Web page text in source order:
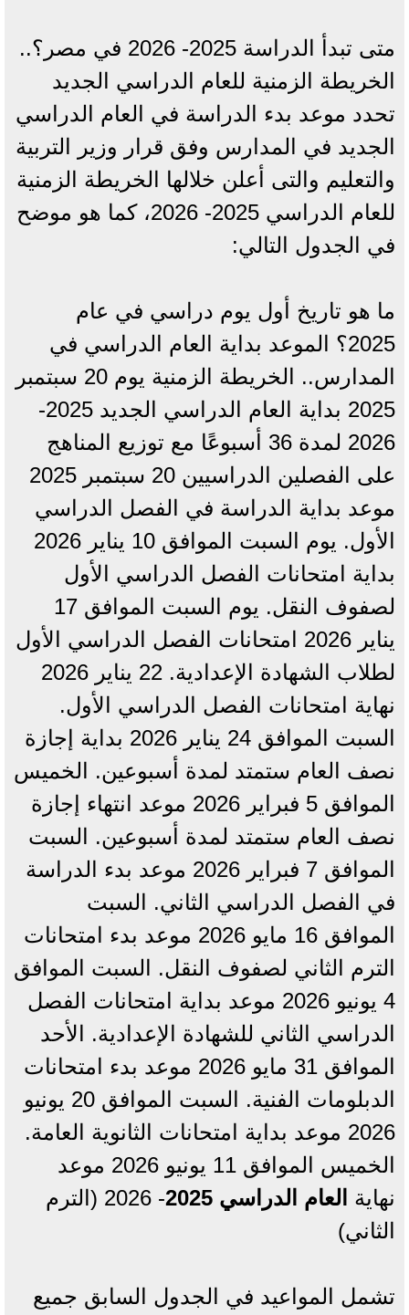
متى تبدأ الدراسة 2025- 2026 في مصر؟..
الخريطة الزمنية للعام الدراسي الجديد
تحدد موعد بدء الدراسة في العام الدراسي
الجديد في المدارس وفق قرار وزير التربية
والتعليم والتى أعلن خلالها الخريطة الزمنية
للعام الدراسي 2025- 2026، كما هو موضح
في الجدول التالي:
ما هو تاريخ أول يوم دراسي في عام
2025؟ الموعد بداية العام الدراسي في
المدارس.. الخريطة الزمنية يوم 20 سبتمبر
2025 بداية العام الدراسي الجديد 2025-
2026 لمدة 36 أسبوعًا مع توزيع المناهج
على الفصلين الدراسيين 20 سبتمبر 2025
موعد بداية الدراسة في الفصل الدراسي
الأول. يوم السبت الموافق 10 يناير 2026
بداية امتحانات الفصل الدراسي الأول
لصفوف النقل. يوم السبت الموافق 17
يناير 2026 امتحانات الفصل الدراسي الأول
لطلاب الشهادة الإعدادية. 22 يناير 2026
نهاية امتحانات الفصل الدراسي الأول.
السبت الموافق 24 يناير 2026 بداية إجازة
نصف العام ستمتد لمدة أسبوعين. الخميس
الموافق 5 فبراير 2026 موعد انتهاء إجازة
نصف العام ستمتد لمدة أسبوعين. السبت
الموافق 7 فبراير 2026 موعد بدء الدراسة
في الفصل الدراسي الثاني. السبت
الموافق 16 مايو 2026 موعد بدء امتحانات
الترم الثاني لصفوف النقل. السبت الموافق
4 يونيو 2026 موعد بداية امتحانات الفصل
الدراسي الثاني للشهادة الإعدادية. الأحد
الموافق 31 مايو 2026 موعد بدء امتحانات
الدبلومات الفنية. السبت الموافق 20 يونيو
2026 موعد بداية امتحانات الثانوية العامة.
الخميس الموافق 11 يونيو 2026 موعد
نهاية العام الدراسي 2025
- 2026 (الترم
الثاني)
تشمل المواعيد في الجدول السابق جميع